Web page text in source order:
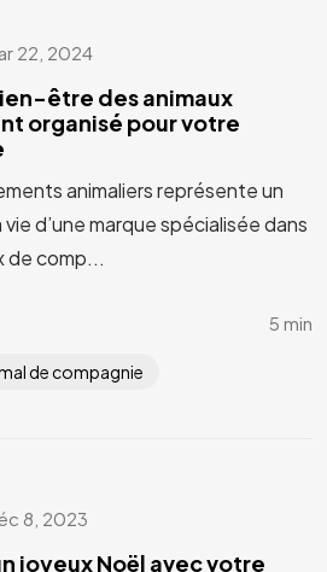
22, 2024
être des animaux
organisé pour votre
animaliers représente un
d’une marque spécialisée dans
de comp...
de compagnie
5 min
8, 2023
joyeux Noël avec votre